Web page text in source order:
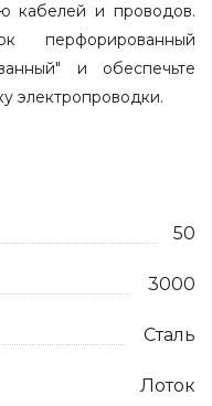
кабелей и проводов.
перфорированный
и обеспечьте
электропроводки.
50
3000
Сталь
Лоток